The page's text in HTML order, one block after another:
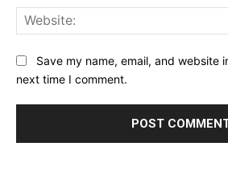
Save my name, email, and website
next time I comment.